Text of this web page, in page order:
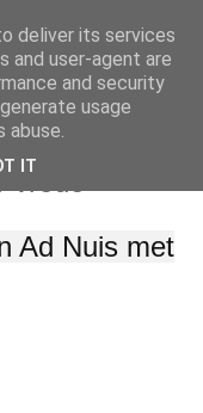
Ad Nuis met
deliver its services
and user-agent are
and security
usage
abuse.
IT